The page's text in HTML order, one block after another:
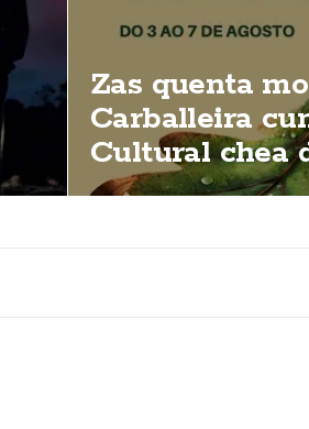
Zas quenta
Carballeira
Cultural chea